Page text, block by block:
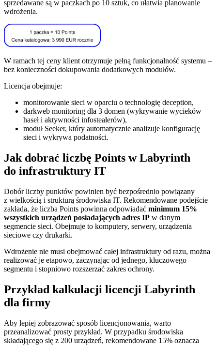
sprzedawane są w paczkach po 10 sztuk, co ułatwia planowanie
wdrożenia.
W ramach tej ceny klient otrzymuje pełną funkcjonalność systemu –
bez konieczności dokupowania dodatkowych modułów.
Licencja obejmuje:
monitorowanie sieci w oparciu o technologię deception,
darkweb monitoring dla 3 domen (wykrywanie wycieków
haseł i aktywności infostealerów),
moduł Seeker, który automatycznie analizuje konfigurację
sieci i wykrywa podatności.
Jak dobrać liczbę Points w Labyrinth
do infrastruktury IT
Dobór liczby punktów powinien być bezpośrednio powiązany
z wielkością i strukturą środowiska IT. Rekomendowane podejście
zakłada, że liczba Points powinna odpowiadać minimum 15%
wszystkich urządzeń posiadających adres IP w danym
segmencie sieci. Obejmuje to komputery, serwery, urządzenia
sieciowe czy drukarki.
Wdrożenie nie musi obejmować całej infrastruktury od razu, można
realizować je etapowo, zaczynając od jednego, kluczowego
segmentu i stopniowo rozszerzać zakres ochrony.
Przykład kalkulacji licencji Labyrinth
dla firmy
Aby lepiej zobrazować sposób licencjonowania, warto
przeanalizować prosty przykład. W przypadku środowiska
składającego się z 200 urządzeń, rekomendowane 15% oznacza